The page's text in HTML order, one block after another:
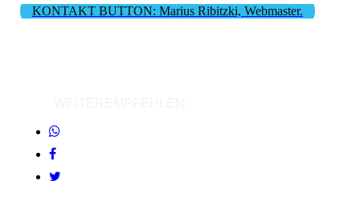
KONTAKT BUTTON: Marius Ribitzki, Webmaster.